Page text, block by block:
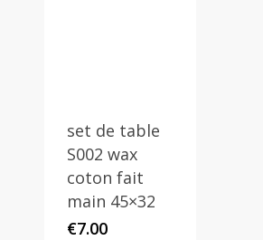
set de table
S002 wax
coton fait
main 45×32
€7.00